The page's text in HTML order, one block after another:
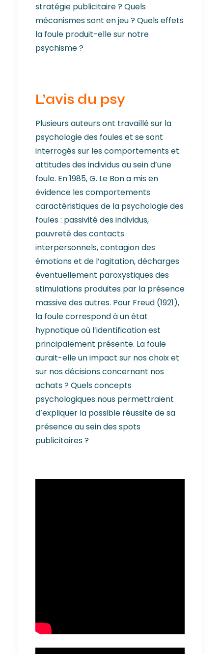
stratégie publicitaire ? Quels
mécanismes sont en jeu ? Quels effets
la foule produit-elle sur notre
psychisme ?
L’avis du psy
Plusieurs auteurs ont travaillé sur la
psychologie des foules et se sont
interrogés sur les comportements et
attitudes des individus au sein d’une
foule. En 1985, G. Le Bon a mis en
évidence les comportements
caractéristiques de la psychologie des
foules : passivité des individus,
pauvreté des contacts
interpersonnels, contagion des
émotions et de l’agitation, décharges
éventuellement paroxystiques des
stimulations produites par la présence
massive des autres. Pour Freud (1921),
la foule correspond à un état
hypnotique où l’identification est
principalement présente. La foule
aurait-elle un impact sur nos choix et
sur nos décisions concernant nos
achats ? Quels concepts
psychologiques nous permettraient
d’expliquer la possible réussite de sa
présence au sein des spots
publicitaires ?